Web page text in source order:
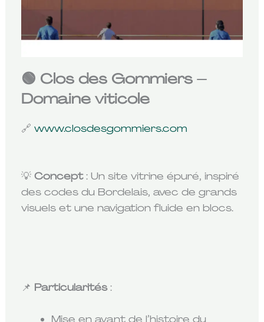
🟢 Clos des Gommiers –
Domaine viticole
🔗www.closdesgommiers.com
💡Concept: Un site vitrine épuré, inspiré
des codes du Bordelais, avec de grands
visuels et une navigation fluide en blocs.
📌 Particularités:
Mise en avant de l’histoire du